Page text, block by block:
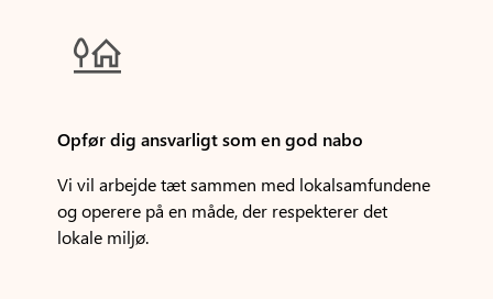

Opfør dig ansvarligt som en god nabo
Vi vil arbejde tæt sammen med lokalsamfundene
og operere på en måde, der respekterer det
lokale miljø.